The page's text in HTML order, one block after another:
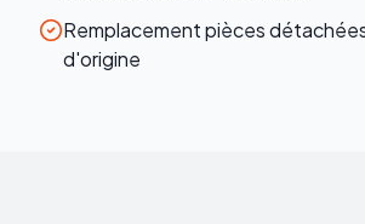
Remplacement pièces
d'origine